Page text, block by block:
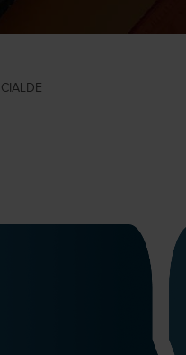
CIALDE